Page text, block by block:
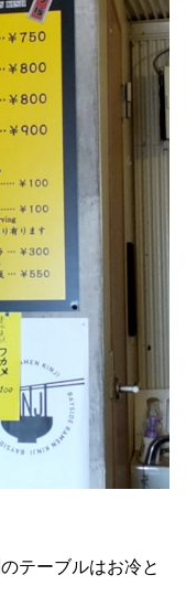
テーブルはお冷と